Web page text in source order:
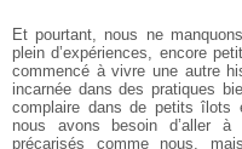
Et pourtant, nous ne
plein d’expériences, encore
commencé à vivre une autre
incarnée dans des pratiques
complaire dans de petits îlots
nous avons besoin d’aller
précarisés comme nous,